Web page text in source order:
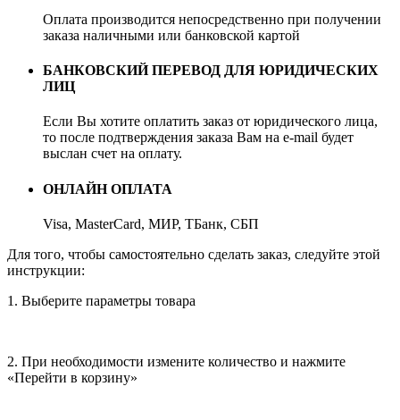
Оплата производится непосредственно при получении
заказа наличными или банковской картой
БАНКОВСКИЙ ПЕРЕВОД ДЛЯ ЮРИДИЧЕСКИХ
ЛИЦ
Если Вы хотите оплатить заказ от юридического лица,
то после подтверждения заказа Вам на e-mail будет
выслан счет на оплату.
ОНЛАЙН ОПЛАТА
Visa, MasterCard, МИР, ТБанк, СБП
Для того, чтобы самостоятельно сделать заказ, следуйте этой
инструкции:
1. Выберите параметры товара
2. При необходимости измените количество и нажмите
«Перейти в корзину»